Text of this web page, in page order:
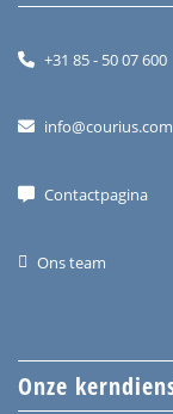
+31 85 - 50 07 600
info@courius.com
Contactpagina
Ons team
Onze